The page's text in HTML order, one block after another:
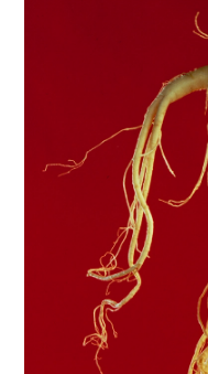
봉산서원
3
세조
8·15광복
모래톱 이야기
방구리
7 격음
8 고사관수도
9
고양 송포 백송
10